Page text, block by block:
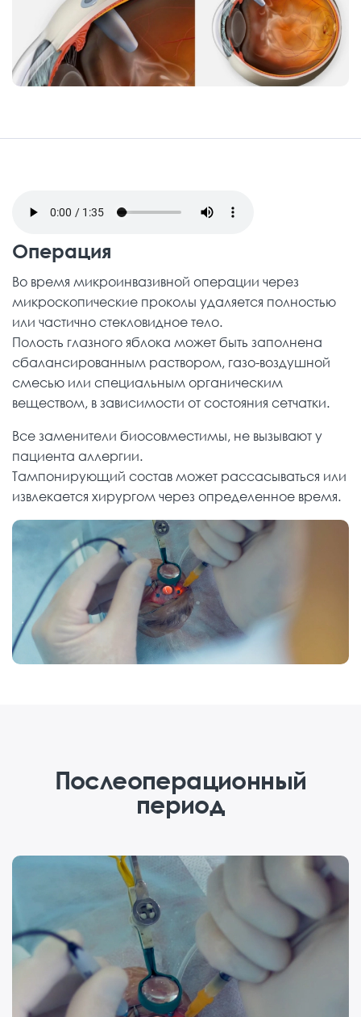
Операция
Во время микроинвазивной операции через
микроскопические проколы удаляется полностью
или частично стекловидное тело.
Полость глазного яблока может быть заполнена
сбалансированным раствором, газо-воздушной
смесью или специальным органическим
веществом, в зависимости от состояния сетчатки.
Все заменители биосовместимы, не вызывают у
пациента аллергии.
Тампонирующий состав может рассасываться или
извлекается хирургом через определенное время.
Послеоперационный
период